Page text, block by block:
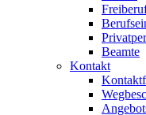
Beamte
Kontakt